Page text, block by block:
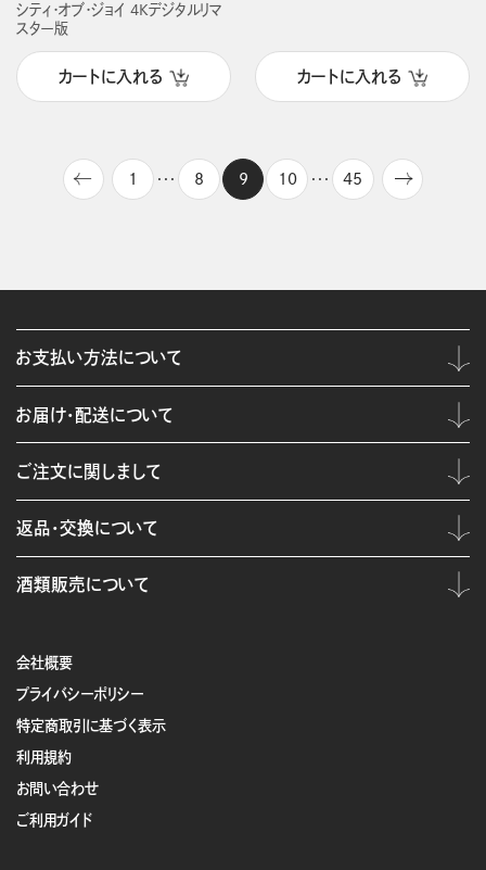
シティ・オブ・ジョイ 4Kデジタルリマ
スター版
カートに入れる カートに入れる
1 ・・・ 8 9 10 ・・・ 45
会社概要
プライバシーポリシー
特定商取引に基づく表示
利用規約
お問い合わせ
ご利用ガイド
お支払い方法について
お届け・配送について
ご注文に関しまして
返品・交換について
酒類販売について